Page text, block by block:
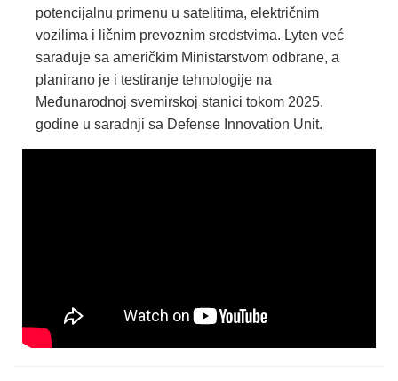
potencijalnu primenu u satelitima, električnim
vozilima i ličnim prevoznim sredstvima. Lyten već
sarađuje sa američkim Ministarstvom odbrane, a
planirano je i testiranje tehnologije na
Međunarodnoj svemirskoj stanici tokom 2025.
godine u saradnji sa Defense Innovation Unit.